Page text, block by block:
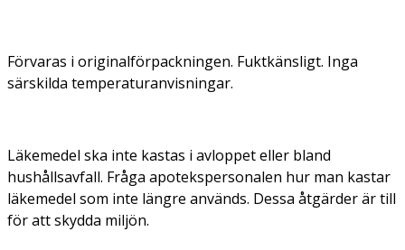
Förvaras i originalförpackningen. Fuktkänsligt. Inga
särskilda temperaturanvisningar.
Läkemedel ska inte kastas i avloppet eller bland
hushållsavfall. Fråga apotekspersonalen hur man kastar
läkemedel som inte längre används. Dessa åtgärder är till
för att skydda miljön.